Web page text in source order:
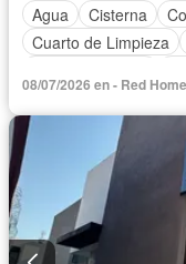
Agua
Cisterna
Cuarto de Limpieza
08/07/2026 en - Red Home